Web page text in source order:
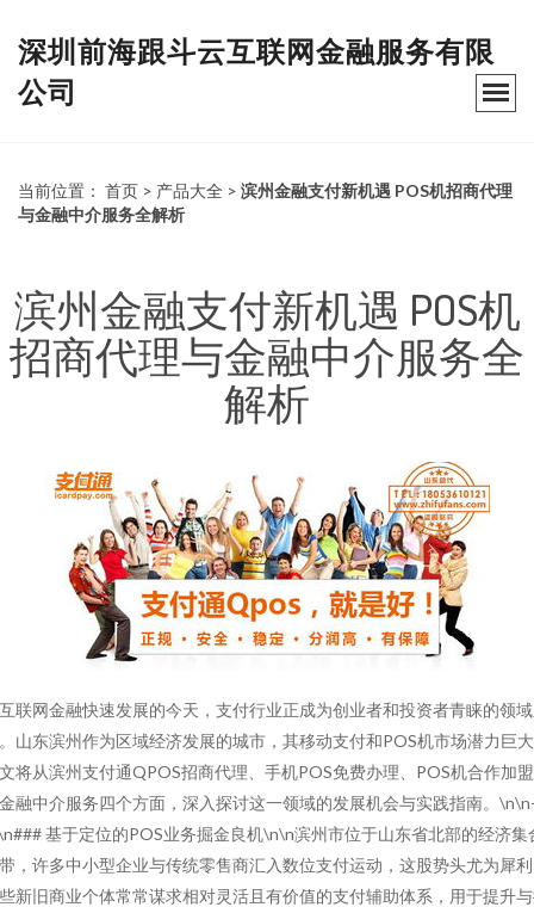
深圳前海跟斗云互联网金融服务有限
公司
当前位置： 首页 > 产品大全 > 滨州金融支付新机遇 POS机招商代理
与金融中介服务全解析
滨州金融支付新机遇 POS机
招商代理与金融中介服务全
解析
联网金融快速发展的今天，支付行业正成为创业者和投资者青睐的领
山东滨州作为区域经济发展的城市，其移动支付和POS机市场潜力巨
将从滨州支付通QPOS招商代理、手机POS免费办理、POS机合作加
融中介服务四个方面，深入探讨这一领域的发展机会与实践指南。
基于定位的POS业务掘金良机\n\n滨州市位于山东省北部的经济集
，许多中小型企业与传统零售商汇入数位支付运动，这股势头尤为犀
新旧商业个体常常谋求相对灵活且有价值的支付辅助体系，用于提升